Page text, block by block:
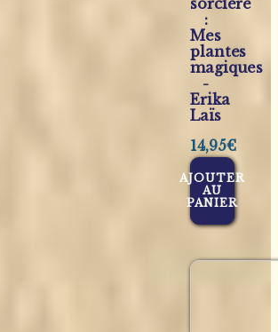
sorcière
:
Mes
plantes
magiques
-
Erika
Laïs
14,95€
AJOUTER
AU
PANIER